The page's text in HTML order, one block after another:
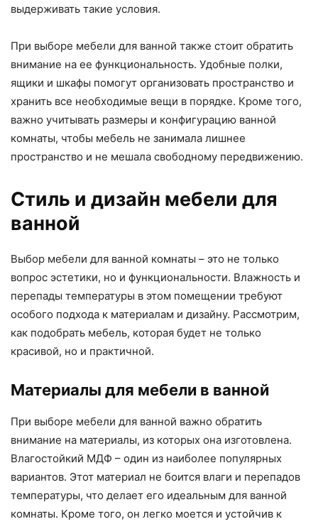
выдерживать такие условия.
При выборе мебели для ванной также стоит обратить
внимание на ее функциональность. Удобные полки,
ящики и шкафы помогут организовать пространство и
хранить все необходимые вещи в порядке. Кроме того,
важно учитывать размеры и конфигурацию ванной
комнаты, чтобы мебель не занимала лишнее
пространство и не мешала свободному передвижению.
Стиль и дизайн мебели для
ванной
Выбор мебели для ванной комнаты – это не только
вопрос эстетики, но и функциональности. Влажность и
перепады температуры в этом помещении требуют
особого подхода к материалам и дизайну. Рассмотрим,
как подобрать мебель, которая будет не только
красивой, но и практичной.
Материалы для мебели в ванной
При выборе мебели для ванной важно обратить
внимание на материалы, из которых она изготовлена.
Влагостойкий МДФ – один из наиболее популярных
вариантов. Этот материал не боится влаги и перепадов
температуры, что делает его идеальным для ванной
комнаты. Кроме того, он легко моется и устойчив к